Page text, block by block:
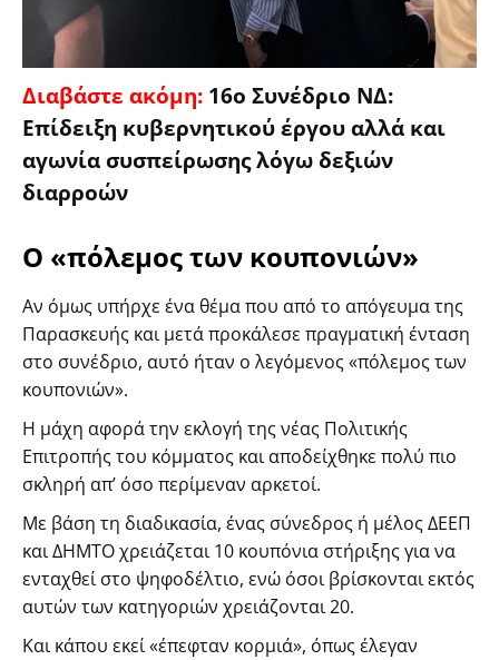
Διαβάστε ακόμη: 16o Συνέδριο ΝΔ:
Επίδειξη κυβερνητικού έργου αλλά και
αγωνία συσπείρωσης λόγω δεξιών
διαρροών
Ο «πόλεμος των κουπονιών»
Αν όμως υπήρχε ένα θέμα που από το απόγευμα της
Παρασκευής και μετά προκάλεσε πραγματική ένταση
στο συνέδριο, αυτό ήταν ο λεγόμενος «πόλεμος των
κουπονιών».
Η μάχη αφορά την εκλογή της νέας Πολιτικής
Επιτροπής του κόμματος και αποδείχθηκε πολύ πιο
σκληρή απ’ όσο περίμεναν αρκετοί.
Με βάση τη διαδικασία, ένας σύνεδρος ή μέλος ΔΕΕΠ
και ΔΗΜΤΟ χρειάζεται 10 κουπόνια στήριξης για να
ενταχθεί στο ψηφοδέλτιο, ενώ όσοι βρίσκονται εκτός
αυτών των κατηγοριών χρειάζονται 20.
Και κάπου εκεί «έπεφταν κορμιά», όπως έλεγαν